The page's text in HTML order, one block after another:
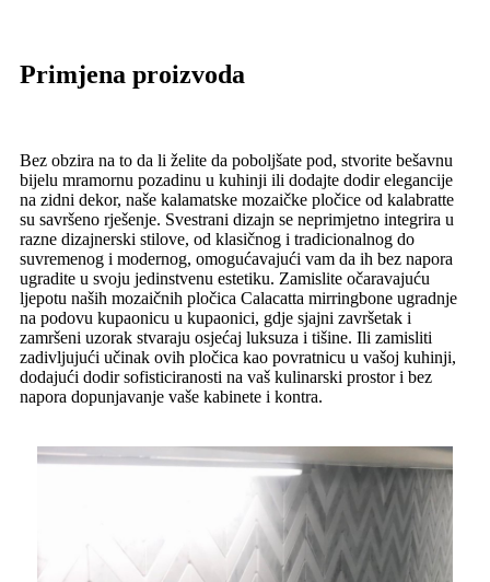
Primjena proizvoda
Bez obzira na to da li želite da poboljšate pod, stvorite bešavnu
bijelu mramornu pozadinu u kuhinji ili dodajte dodir elegancije
na zidni dekor, naše kalamatske mozaičke pločice od kalabratte
su savršeno rješenje. Svestrani dizajn se neprimjetno integrira u
razne dizajnerski stilove, od klasičnog i tradicionalnog do
suvremenog i modernog, omogućavajući vam da ih bez napora
ugradite u svoju jedinstvenu estetiku. Zamislite očaravajuću
ljepotu naših mozaičnih pločica Calacatta mirringbone ugradnje
na podovu kupaonicu u kupaonici, gdje sjajni završetak i
zamršeni uzorak stvaraju osjećaj luksuza i tišine. Ili zamisliti
zadivljujući učinak ovih pločica kao povratnicu u vašoj kuhinji,
dodajući dodir sofisticiranosti na vaš kulinarski prostor i bez
napora dopunjavanje vaše kabinete i kontra.